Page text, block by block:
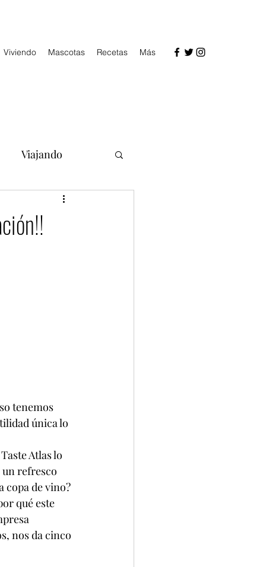
Viviendo Mascotas Recetas Más
Viajando
tenemos
única lo
Atlas lo
refresco
copa de vino?
qué este
nos da cinco